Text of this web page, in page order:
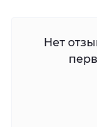
Нет